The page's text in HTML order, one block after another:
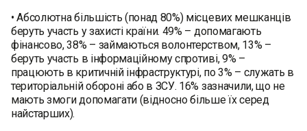
• Абсолютна більшість (понад 80%) місцевих мешканців
беруть участь у захисті країни. 49% – допомагають
фінансово, 38% – займаються волонтерством, 13% –
беруть участь в інформаційному спротиві, 9% –
працюють в критичній інфраструктурі, по 3% – служать в
територіальній обороні або в ЗСУ. 16% зазначили, що не
мають змоги допомагати (відносно більше їх серед
найстарших).